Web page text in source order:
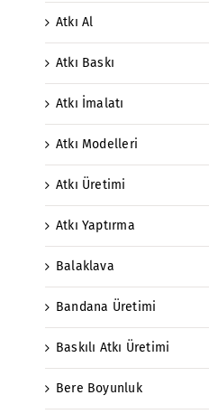
Atkı Al
Atkı Baskı
Atkı İmalatı
Atkı Modelleri
Atkı Üretimi
Atkı Yaptırma
Balaklava
Bandana Üretimi
Baskılı Atkı Üretimi
Bere Boyunluk